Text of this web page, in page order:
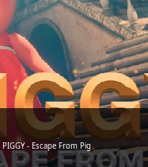
PIGGY - Escape From Pig